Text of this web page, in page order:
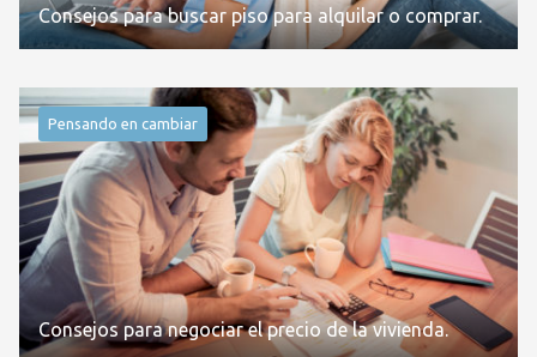
Consejos para buscar piso para alquilar o comprar.
Pensando en cambiar
Consejos para negociar el precio de la vivienda.